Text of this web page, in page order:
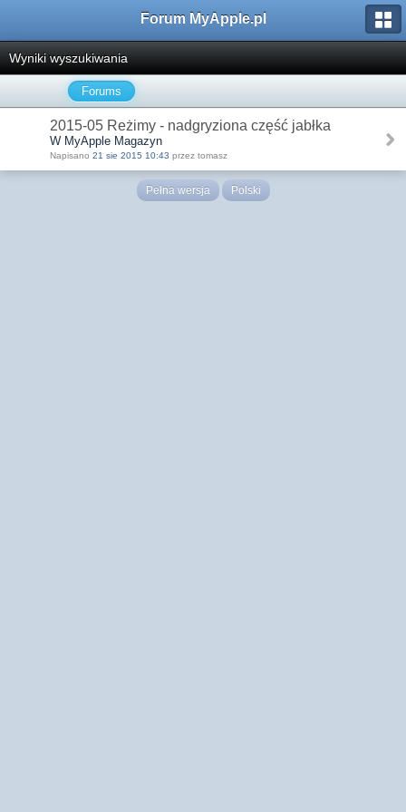
Forum MyApple.pl
Wyniki wyszukiwania
Forums
2015-05 Reżimy - nadgryziona część jabłka
W MyApple Magazyn
Napisano 21 sie 2015 10:43 przez tomasz
Pełna wersja Polski